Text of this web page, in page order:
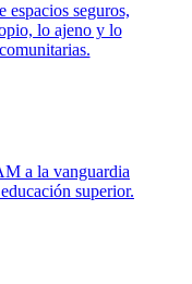
espacios seguros,
lo ajeno y lo
a la vanguardia
superior.